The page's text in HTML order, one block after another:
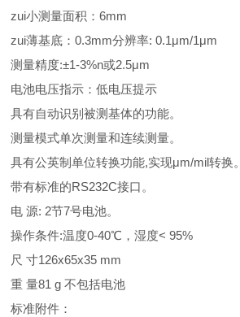
zui小测量面积：6mm
zui薄基底：0.3mm分辨率: 0.1μm/1μm
测量精度:±1-3%n或2.5μm
电池电压指示：低电压提示
具有自动识别被测基体的功能。
测量模式单次测量和连续测量。
具有公英制单位转换功能,实现μm/mil转换。
带有标准的RS232C接口。
电 源: 2节7号电池。
操作条件:温度0-40℃，湿度< 95%
尺 寸126x65x35 mm
重 量81 g 不包括电池
标准附件：